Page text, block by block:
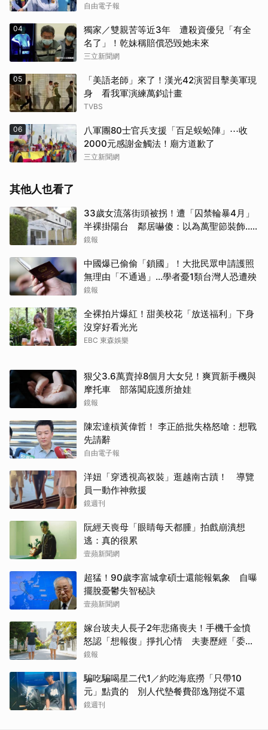
自由電子報
04
獨家／雙親苦等近3年 遭殺資優兒「有全
名了」！乾妹稱賠償恐毀她未來
三立新聞網
05
「美語老師」來了！漢光42演習目擊美軍現
身 看我軍演練萬鈞計畫
TVBS
06
八軍團80士官兵支援「百足蜈蚣陣」⋯收
2000元感謝金觸法！廟方道歉了
三立新聞網
其他人也看了
33歲女流落街頭被拐！遭「囚禁輪暴4月」
半裸掛陽台 鄰居嚇傻：以為萬聖節裝飾...
主謀竟與妻小同住
鏡報
中國爆已偷偷「鎖國」！大批民眾申請護照
無理由「不通過」...學者憂1類台灣人恐遭殃
鏡報
全裸拍片爆紅！甜美校花「放送福利」下身
沒穿好看光光
EBC 東森娛樂
狠父3.6萬賣掉8個月大女兒！爽買新手機與
摩托車 部落闖庇護所搶娃
鏡報
陳宏達槓黃偉哲！ 李正皓批失格怒嗆：想戰
先請辭
自由電子報
洋妞「穿透視高衩裝」逛越南古蹟！ 導覽
員一動作神救援
鏡週刊
阮經天喪母「眼睛每天都腫」拍戲崩潰想
逃：真的很累
壹蘋新聞網
超猛！90歲李富城拿碩士還能報氣象 自曝
擺脫憂鬱失智秘訣
壹蘋新聞網
嫁台玻夫人長子2年悲痛喪夫！手機千金憤
怒認「想報復」掙扎心情 夫妻歷經「委屈
與不平」只能安靜
鏡報
騙吃騙喝星二代1／約吃海底撈「只帶10
元」點貴的 別人代墊餐費邵逸翔從不還
鏡週刊